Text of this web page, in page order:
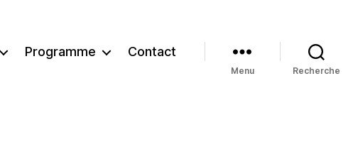
Programme Contact
Menu Recherche